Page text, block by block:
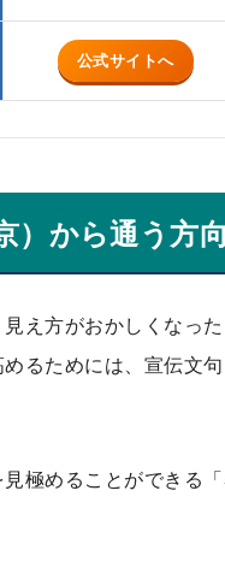
公式サイトへ
から通う方
え方がおかしくなっ
るためには、宣伝文
極めることができる